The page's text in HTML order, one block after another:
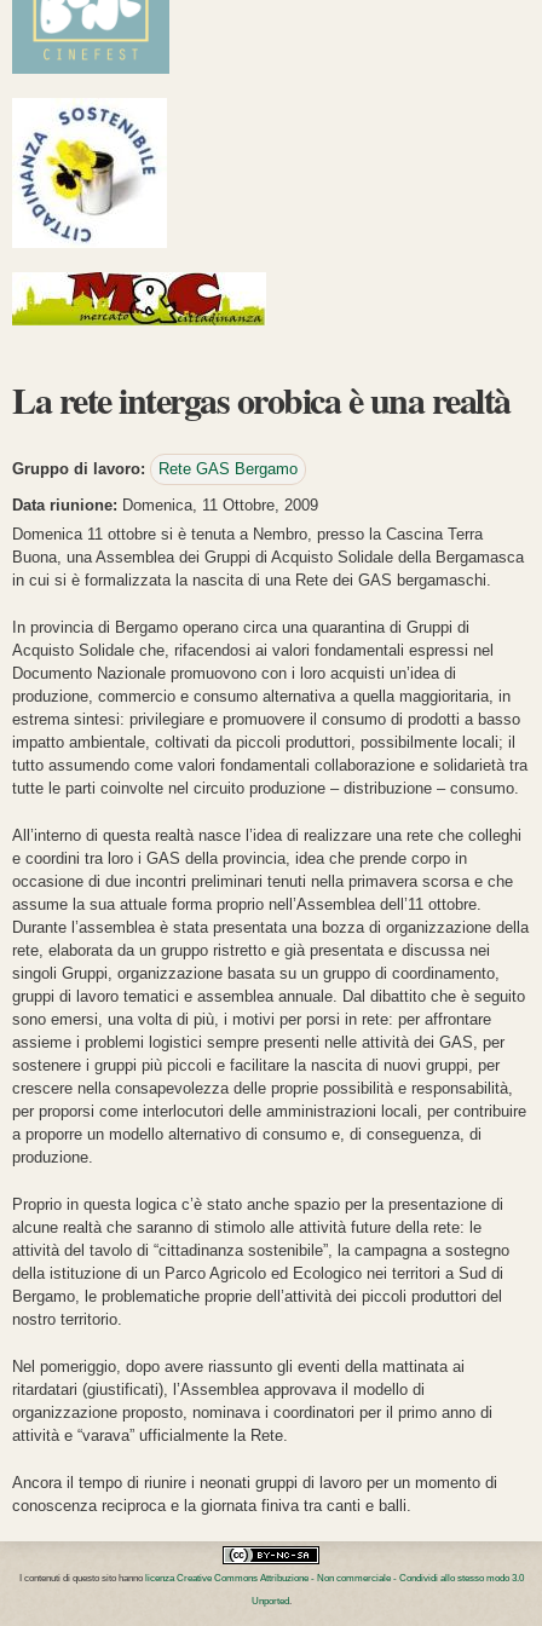
La rete intergas orobica è una realtà
Gruppo di lavoro:
Rete GAS Bergamo
Data riunione: Domenica, 11 Ottobre, 2009
Domenica 11 ottobre si è tenuta a Nembro, presso la Cascina Terra
Buona, una Assemblea dei Gruppi di Acquisto Solidale della Bergamasca
in cui si è formalizzata la nascita di una Rete dei GAS bergamaschi.
In provincia di Bergamo operano circa una quarantina di Gruppi di
Acquisto Solidale che, rifacendosi ai valori fondamentali espressi nel
Documento Nazionale promuovono con i loro acquisti un’idea di
produzione, commercio e consumo alternativa a quella maggioritaria, in
estrema sintesi: privilegiare e promuovere il consumo di prodotti a basso
impatto ambientale, coltivati da piccoli produttori, possibilmente locali; il
tutto assumendo come valori fondamentali collaborazione e solidarietà tra
tutte le parti coinvolte nel circuito produzione – distribuzione – consumo.
All’interno di questa realtà nasce l’idea di realizzare una rete che colleghi
e coordini tra loro i GAS della provincia, idea che prende corpo in
occasione di due incontri preliminari tenuti nella primavera scorsa e che
assume la sua attuale forma proprio nell’Assemblea dell’11 ottobre.
Durante l’assemblea è stata presentata una bozza di organizzazione della
rete, elaborata da un gruppo ristretto e già presentata e discussa nei
singoli Gruppi, organizzazione basata su un gruppo di coordinamento,
gruppi di lavoro tematici e assemblea annuale. Dal dibattito che è seguito
sono emersi, una volta di più, i motivi per porsi in rete: per affrontare
assieme i problemi logistici sempre presenti nelle attività dei GAS, per
sostenere i gruppi più piccoli e facilitare la nascita di nuovi gruppi, per
crescere nella consapevolezza delle proprie possibilità e responsabilità,
per proporsi come interlocutori delle amministrazioni locali, per contribuire
a proporre un modello alternativo di consumo e, di conseguenza, di
produzione.
Proprio in questa logica c’è stato anche spazio per la presentazione di
alcune realtà che saranno di stimolo alle attività future della rete: le
attività del tavolo di “cittadinanza sostenibile”, la campagna a sostegno
della istituzione di un Parco Agricolo ed Ecologico nei territori a Sud di
Bergamo, le problematiche proprie dell’attività dei piccoli produttori del
nostro territorio.
Nel pomeriggio, dopo avere riassunto gli eventi della mattinata ai
ritardatari (giustificati), l’Assemblea approvava il modello di
organizzazione proposto, nominava i coordinatori per il primo anno di
attività e “varava” ufficialmente la Rete.
Ancora il tempo di riunire i neonati gruppi di lavoro per un momento di
conoscenza reciproca e la giornata finiva tra canti e balli.
I contenuti di questo sito hanno licenza Creative Commons Attribuzione - Non commerciale - Condividi allo stesso modo 3.0
Unported.